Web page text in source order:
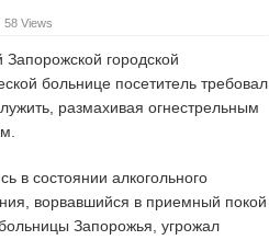
58 Views
Запорожской городской
больнице посетитель требовал
размахивая огнестрельным
в состоянии алкогольного
ворвавшийся в приемный покой
Запорожья, угрожал